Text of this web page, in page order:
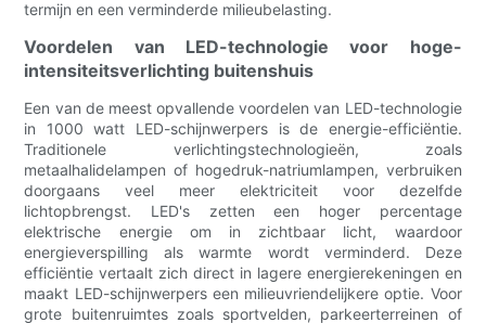
termijn en een verminderde milieubelasting.
Voordelen van LED-technologie voor hoge-
intensiteitsverlichting buitenshuis
Een van de meest opvallende voordelen van LED-technologie
in 1000 watt LED-schijnwerpers is de energie-efficiëntie.
Traditionele verlichtingstechnologieën, zoals
metaalhalidelampen of hogedruk-natriumlampen, verbruiken
doorgaans veel meer elektriciteit voor dezelfde
lichtopbrengst. LED's zetten een hoger percentage
elektrische energie om in zichtbaar licht, waardoor
energieverspilling als warmte wordt verminderd. Deze
efficiëntie vertaalt zich direct in lagere energierekeningen en
maakt LED-schijnwerpers een milieuvriendelijkere optie. Voor
grote buitenruimtes zoals sportvelden, parkeerterreinen of